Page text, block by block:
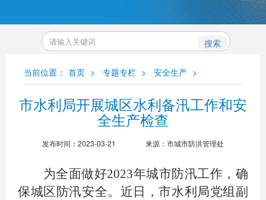
搜索
当前位置： 首页 > 专题专栏 > 安全生产 >
市水利局开展城区水利备汛工作和安
全生产检查
发布时间：2023-03-21 来源：市城市防洪管理处
为全面做好2023年城市防汛工作，确
保城区防汛安全。近日，市水利局党组副